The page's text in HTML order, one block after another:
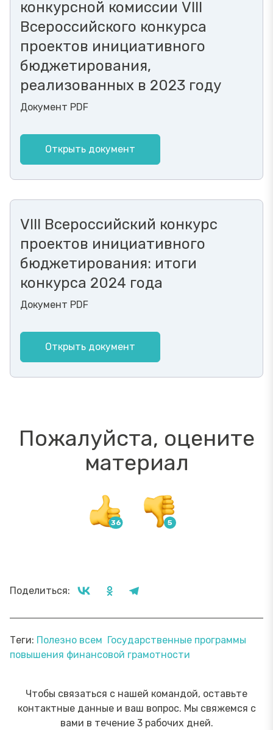
конкурсной комиссии VIII
Всероссийского конкурса
проектов инициативного
бюджетирования,
реализованных в 2023 году
Документ PDF
Открыть документ
VIII Всероссийский конкурс
проектов инициативного
бюджетирования: итоги
конкурса 2024 года
Документ PDF
Открыть документ
Пожалуйста, оцените
материал
Поделиться:
Теги: Полезно всем Государственные программы
повышения финансовой грамотности
Чтобы связаться с нашей командой, оставьте
контактные данные и ваш вопрос. Мы свяжемся с
вами в течение 3 рабочих дней.